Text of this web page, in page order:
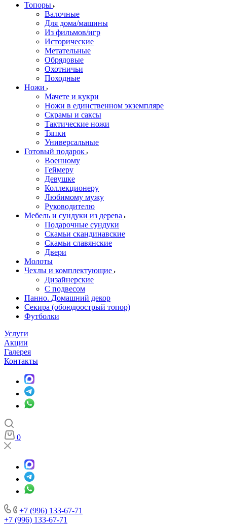
Топоры
Валочные
Для дома/машины
Из фильмов/игр
Исторические
Метательные
Обрядовые
Охотничьи
Походные
Ножи
Мачете и кукри
Ножи в единственном экземпляре
Скрамы и саксы
Тактические ножи
Тяпки
Универсальные
Готовый подарок
Военному
Геймеру
Девушке
Коллекционеру
Любимому мужу
Руководителю
Мебель и сундуки из дерева
Подарочные сундуки
Скамьи скандинавские
Скамьи славянские
Двери
Молоты
Чехлы и комплектующие
Дизайнерские
С подвесом
Панно. Домашний декор
Секира (обоюдоострый топор)
Футболки
Услуги
Акции
Галерея
Контакты
0
+7 (996) 133-67-71
+7 (996) 133-67-71